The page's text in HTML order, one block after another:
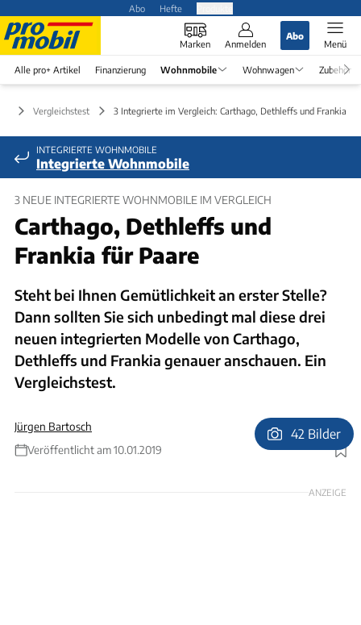
Abo Hefte
Marken Anmelden
Abo
Menü
Alle pro+ Artikel Finanzierung Wohnmobile Wohnwagen Zubehör
Vergleichstest 3 Integrierte im Vergleich: Carthago, Dethleffs und Frankia
INTEGRIERTE WOHNMOBILE
Integrierte Wohnmobile
3 NEUE INTEGRIERTE WOHNMOBILE IM VERGLEICH
Carthago, Dethleffs und
Frankia für Paare
Steht bei Ihnen Gemütlichkeit an erster Stelle?
Dann sollten Sie sich unbedingt mal diese drei
neuen integrierten Modelle von Carthago,
Dethleffs und Frankia genauer anschauen. Ein
Vergleichstest.
Jürgen Bartosch
Veröffentlicht am 10.01.2019
Foto: Ingolf Pompe
42 Bilder
ANZEIGE